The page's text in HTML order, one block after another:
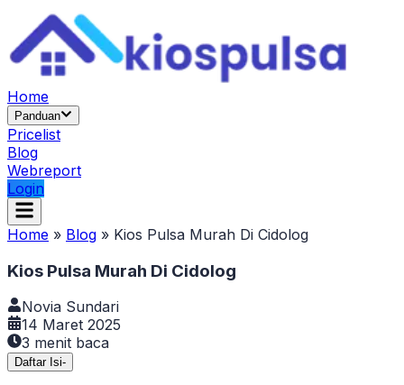
Home
Panduan
Pricelist
Blog
Webreport
Login
Home » Blog » Kios Pulsa Murah Di Cidolog
Kios Pulsa Murah Di Cidolog
Novia Sundari
14 Maret 2025
3 menit baca
Daftar Isi-